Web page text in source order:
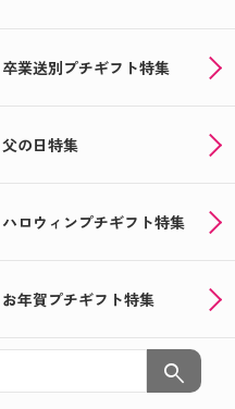
中☆★あの人気のチョ
りサクマドロップス♪
ろう！
卒業送別プチギフト特集
父の日特集
ハロウィンプチギフト特集
お年賀プチギフト特集
search